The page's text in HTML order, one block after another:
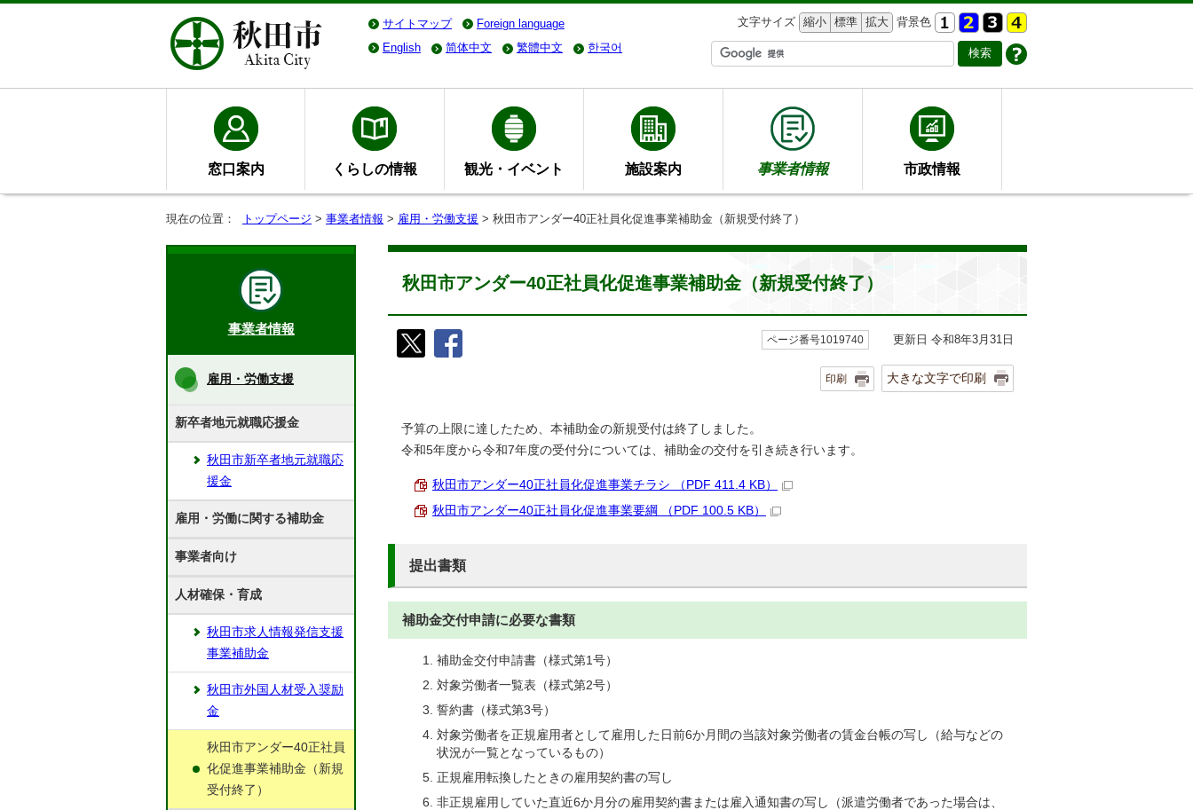
サイトマップ Foreign language 文字サイズ 縮小 標準 拡大 背景色
English
简体中文 繁體中文 한국어
窓口案内 くらしの情報 観光・イベント 施設案内 事業者情報 市政情報
現在の位置： トップページ > 事業者情報 > 雇用・労働支援 > 秋田市アンダー40正社員化促進事業補助金（新規受付終了）
秋田市アンダー40正社員化促進事業補助金（新規受付終了）
ページ番号1019740 更新日 令和8年3月31日
印刷 大きな文字で印刷
予算の上限に達したため、本補助金の新規受付は終了しました。
令和5年度から令和7年度の受付分については、補助金の交付を引き続き行います。
秋田市アンダー40正社員化促進事業チラシ （PDF 411.4 KB）
秋田市アンダー40正社員化促進事業要綱 （PDF 100.5 KB）
提出書類
補助金交付申請に必要な書類
補助金交付申請書（様式第1号）
対象労働者一覧表（様式第2号）
誓約書（様式第3号）
対象労働者を正規雇用者として雇用した日前6か月間の当該対象労働者の賃金台帳の写し（給与などの
状況が一覧となっているもの）
正規雇用転換したときの雇用契約書の写し
非正規雇用していた直近6か月分の雇用契約書または雇入通知書の写し（派遣労働者であった場合は、
事業者情報
雇用・労働支援
新卒者地元就職応援金
秋田市新卒者地元就職応
援金
雇用・労働に関する補助金
事業者向け
人材確保・育成
秋田市求人情報発信支援
事業補助金
秋田市外国人材受入奨励
金
秋田市アンダー40正社員
化促進事業補助金（新規
受付終了）